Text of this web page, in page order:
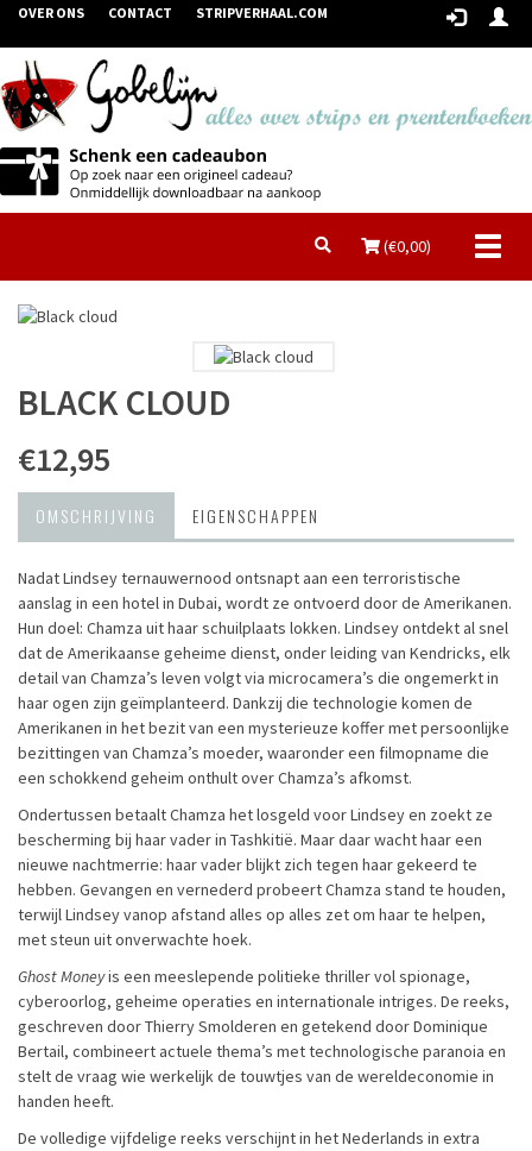
OVER ONS CONTACT STRIPVERHAAL.COM
(€0,00)
BLACK CLOUD
€12,95
OMSCHRIJVING EIGENSCHAPPEN
Nadat Lindsey ternauwernood ontsnapt aan een terroristische
aanslag in een hotel in Dubai, wordt ze ontvoerd door de Amerikanen.
Hun doel: Chamza uit haar schuilplaats lokken. Lindsey ontdekt al snel
dat de Amerikaanse geheime dienst, onder leiding van Kendricks, elk
detail van Chamza’s leven volgt via microcamera’s die ongemerkt in
haar ogen zijn geïmplanteerd. Dankzij die technologie komen de
Amerikanen in het bezit van een mysterieuze koffer met persoonlijke
bezittingen van Chamza’s moeder, waaronder een filmopname die
een schokkend geheim onthult over Chamza’s afkomst.
Ondertussen betaalt Chamza het losgeld voor Lindsey en zoekt ze
bescherming bij haar vader in Tashkitië. Maar daar wacht haar een
nieuwe nachtmerrie: haar vader blijkt zich tegen haar gekeerd te
hebben. Gevangen en vernederd probeert Chamza stand te houden,
terwijl Lindsey vanop afstand alles op alles zet om haar te helpen,
met steun uit onverwachte hoek.
Ghost Moneyis een meeslepende politieke thriller vol spionage,
cyberoorlog, geheime operaties en internationale intriges. De reeks,
geschreven door Thierry Smolderen en getekend door Dominique
Bertail, combineert actuele thema’s met technologische paranoia en
stelt de vraag wie werkelijk de touwtjes van de wereldeconomie in
handen heeft.
De volledige vijfdelige reeks verschijnt in het Nederlands in extra